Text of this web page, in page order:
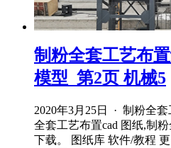
制粉全套工艺布
模型_第2页 机械5
2020年3月25日 · 制粉全
全套工艺布置cad 图纸,制
下载。 图纸库 软件/教程